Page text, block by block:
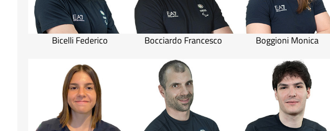
Bicelli Federico Bocciardo Francesco Boggioni Monica